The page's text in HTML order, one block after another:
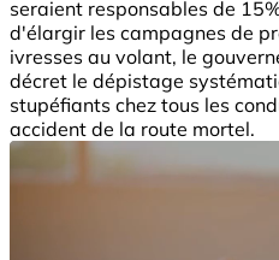
seraient responsables de
d'élargir les campagnes de
ivresses au volant, le
décret le dépistage
stupéfiants chez tous les
accident de la route mortel.